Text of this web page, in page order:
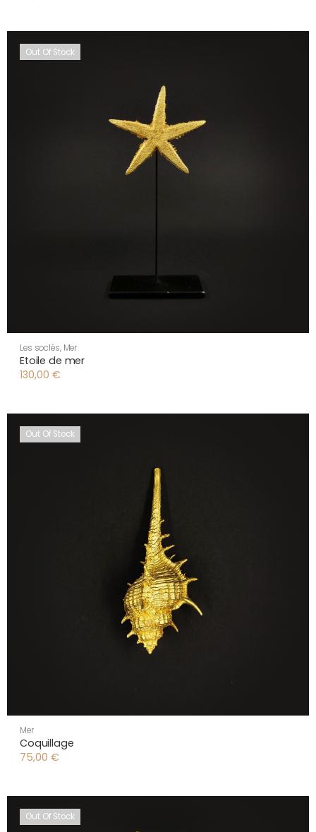
Out Of Stock
Les soclés, Mer
Etoile de mer
130,00 €
Out Of Stock
Mer
Coquillage
75,00 €
Out Of Stock